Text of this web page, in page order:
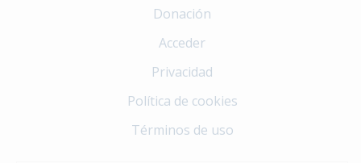
Donación
Acceder
Privacidad
Política de cookies
Términos de uso